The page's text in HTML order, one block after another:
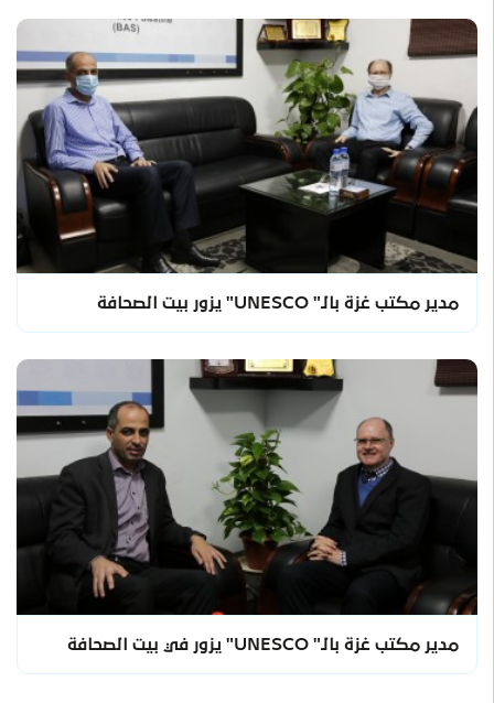
مدير مكتب غزة بالـ" UNESCO" يزور بيت الصحافة
مدير مكتب غزة بالـ" UNESCO" يزور في بيت الصحافة